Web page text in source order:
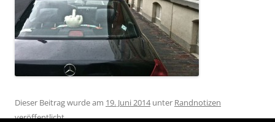
Dieser Beitrag wurde am 19. Juni 2014unter Randnotizen
veröffentlicht.